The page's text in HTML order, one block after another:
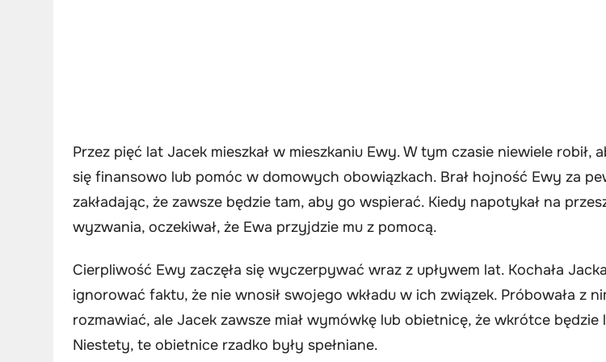
Przez pięć lat Jacek mieszkał w mieszkaniu Ewy. W tym czasie niewiele robił,
się finansowo lub pomóc w domowych obowiązkach. Brał hojność Ewy za
zakładając, że zawsze będzie tam, aby go wspierać. Kiedy napotykał na
wyzwania, oczekiwał, że Ewa przyjdzie mu z pomocą.
Cierpliwość Ewy zaczęła się wyczerpywać wraz z upływem lat. Kochała
ignorować faktu, że nie wnosił swojego wkładu w ich związek. Próbowała z
rozmawiać, ale Jacek zawsze miał wymówkę lub obietnicę, że wkrótce będzie
Niestety, te obietnice rzadko były spełniane.